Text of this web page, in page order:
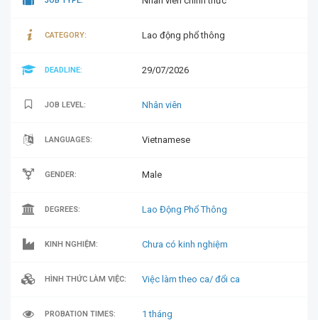
CATEGORY: Lao động phổ thông
DEADLINE: 29/07/2026
JOB LEVEL: Nhân viên
LANGUAGES: Vietnamese
GENDER: Male
DEGREES: Lao Động Phổ Thông
KINH NGHIỆM: Chưa có kinh nghiệm
HÌNH THỨC LÀM VIỆC: Việc làm theo ca/ đổi ca
PROBATION TIMES: 1 tháng